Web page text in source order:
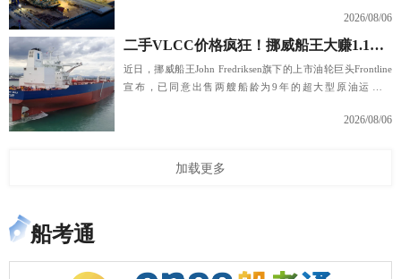
金额折合人民币约10亿元，将按照制造节点分阶段支付款项。
2026/08/06
二手VLCC价格疯狂！挪威船王大赚1.1亿美元
近日，挪威船王John Fredriksen旗下的上市油轮巨头Frontline
宣布，已同意出售两艘船龄为9年的超大型原油运输船
2026/08/06
船考通